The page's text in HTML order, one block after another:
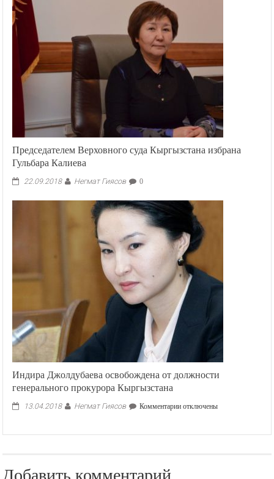
Председателем Верховного суда Кыргызстана избрана
Гульбара Калиева
22.09.2018 Негмат Гиясов 0
Индира Джолдубаева освобождена от должности
генерального прокурора Кыргызстана
13.04.2018 Негмат Гиясов Комментариикотключены
Добавить комментарий